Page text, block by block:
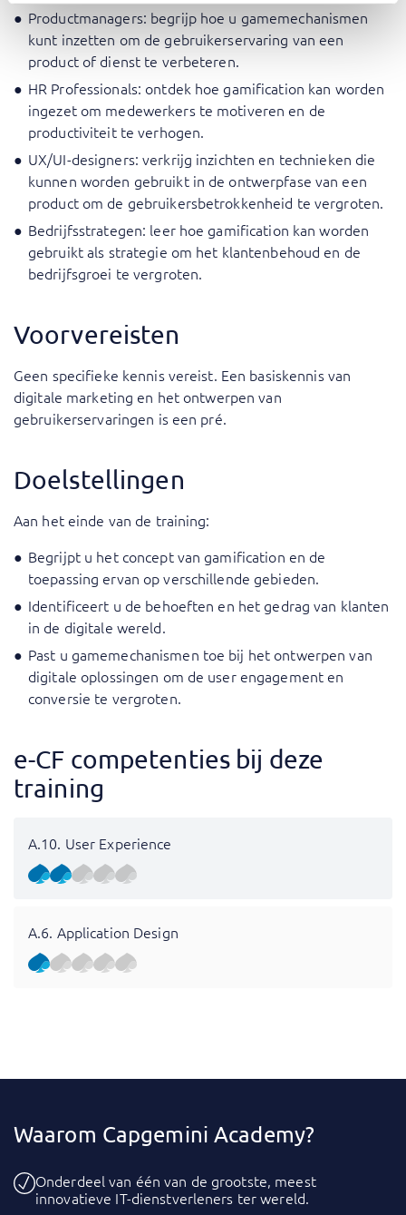
Productmanagers: begrijp hoe u gamemechanismen
kunt inzetten om de gebruikerservaring van een
product of dienst te verbeteren.
HR Professionals: ontdek hoe gamification kan worden
ingezet om medewerkers te motiveren en de
productiviteit te verhogen.
UX/UI-designers: verkrijg inzichten en technieken die
kunnen worden gebruikt in de ontwerpfase van een
product om de gebruikersbetrokkenheid te vergroten.
Bedrijfsstrategen: leer hoe gamification kan worden
gebruikt als strategie om het klantenbehoud en de
bedrijfsgroei te vergroten.
Voorvereisten
Geen specifieke kennis vereist. Een basiskennis van
digitale marketing en het ontwerpen van
gebruikerservaringen is een pré.
Doelstellingen
Aan het einde van de training:
Begrijpt u het concept van gamification en de
toepassing ervan op verschillende gebieden.
Identificeert u de behoeften en het gedrag van klanten
in de digitale wereld.
Past u gamemechanismen toe bij het ontwerpen van
digitale oplossingen om de user engagement en
conversie te vergroten.
e-CF competenties bij deze
training
A.10. User Experience
A.6. Application Design
Waarom Capgemini Academy?
Onderdeel van één van de grootste, meest
innovatieve IT-dienstverleners ter wereld.